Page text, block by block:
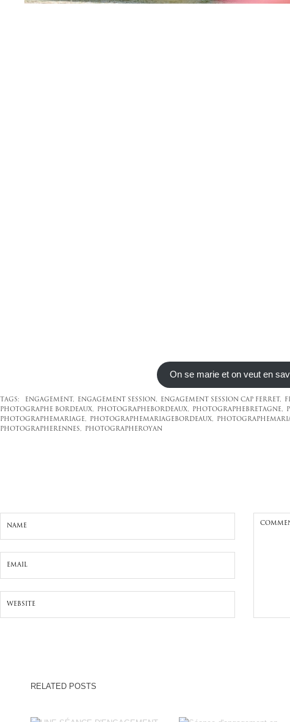
On se marie et on veut en
TAGS: ENGAGEMENT, ENGAGEMENT SESSION, ENGAGEMENT SESSION CAP FERRET,
PHOTOGRAPHE BORDEAUX,
PHOTOGRAPHEBORDEAUX, PHOTOGRAPHEBRETAGNE,
PHOTOGRAPHEMARIAGE,
PHOTOGRAPHEMARIAGEBORDEAUX,
PHOTOGRAPHERENNES,
PHOTOGRAPHEROYAN
RELATED POSTS